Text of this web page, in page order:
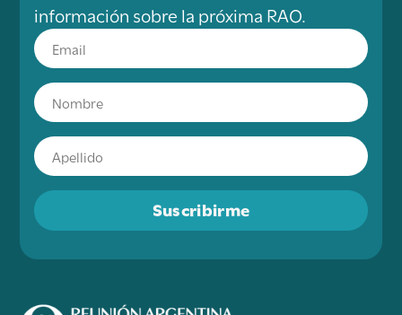
información sobre la próxima RAO.
Suscribirme